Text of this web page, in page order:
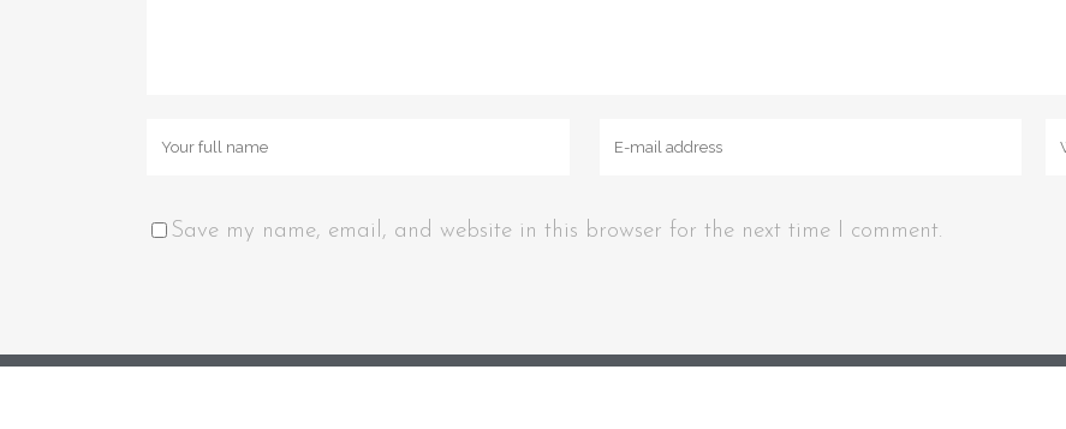
Save my name, email, and website in this browser for the next time I comment.